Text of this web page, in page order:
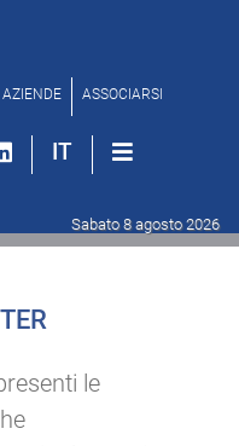
AZIENDE ASSOCIARSI
IT
Sabato 8 agosto 2026
le